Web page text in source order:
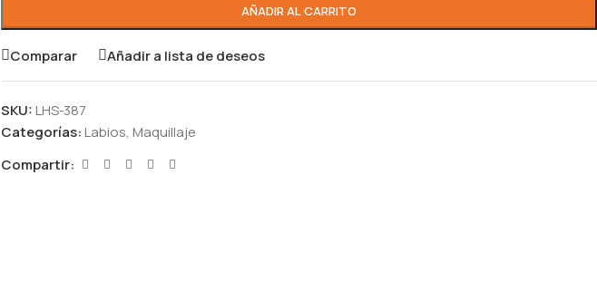
AÑADIR AL CARRITO
Comparar Añadir a lista de deseos
SKU:LHS-387
Categorías:Labios, Maquillaje
Compartir: